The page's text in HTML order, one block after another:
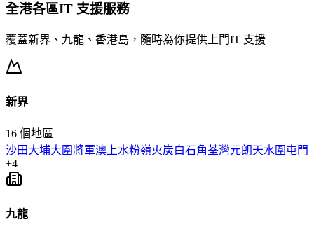
全港各區IT 支援服務
覆蓋新界、九龍、香港島，隨時為你提供上門IT 支援
新界
16 個地區
沙田大埔大圍將軍澳 上水粉嶺火炭白石角荃灣元朗天水圍 屯門
+4
九龍